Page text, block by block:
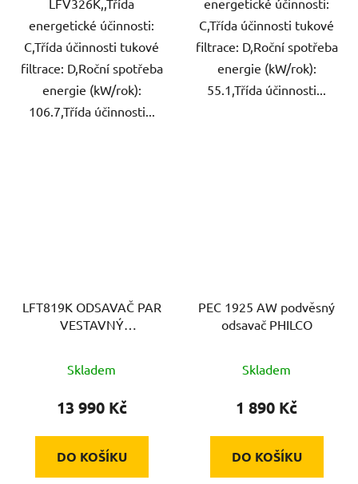
energetické účinnosti:
C,Třída účinnosti tukové
filtrace: D,Roční spotřeba
energie (kW/rok):
106.7,Třída účinnosti...
C,Třída účinnosti tukové
filtrace: D,Roční spotřeba
energie (kW/rok):
55.1,Třída účinnosti...
LFT819K ODSAVAČ PAR
VESTAVNÝ
Skladem
13 990 Kč
DO KOŠÍKU
PEC 1925 AW podvěsný
odsavač PHILCO
Skladem
1 890 Kč
DO KOŠÍKU